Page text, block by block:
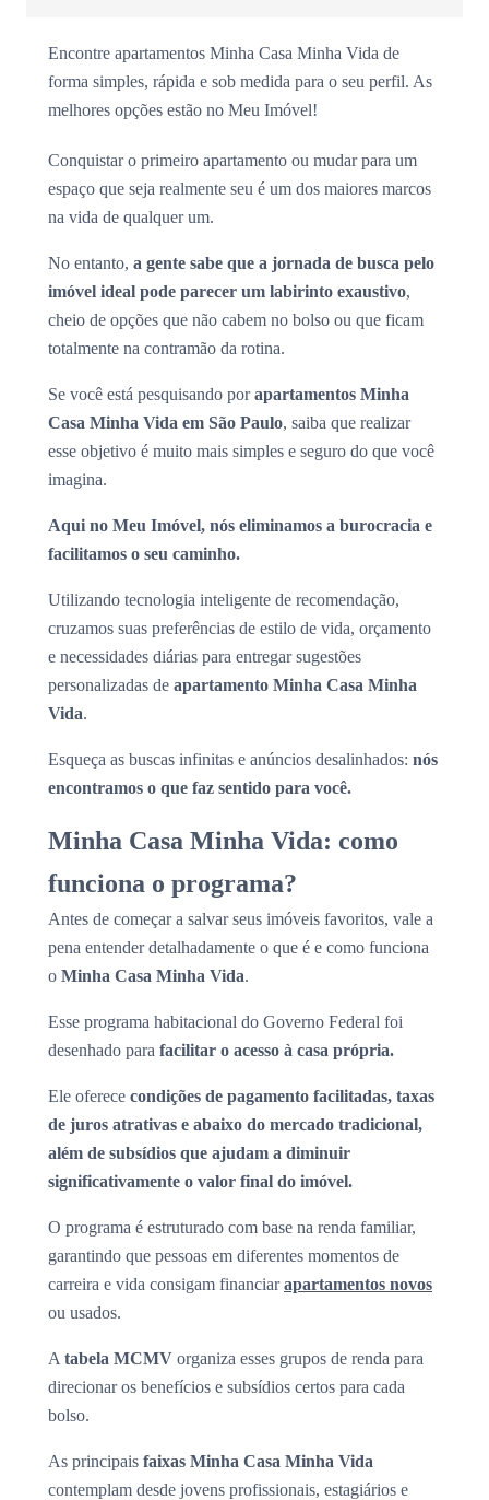
Encontre apartamentos Minha Casa Minha Vida de
forma simples, rápida e sob medida para o seu perfil. As
melhores opções estão no Meu Imóvel!
Conquistar o primeiro apartamento ou mudar para um
espaço que seja realmente seu é um dos maiores marcos
na vida de qualquer um.
No entanto, a gente sabe que a jornada de busca pelo
imóvel ideal pode parecer um labirinto exaustivo,
cheio de opções que não cabem no bolso ou que ficam
totalmente na contramão da rotina.
Se você está pesquisando porapartamentos Minha
Casa Minha Vida em São Paulo, saiba que realizar
esse objetivo é muito mais simples e seguro do que você
imagina.
Aqui no Meu Imóvel, nós eliminamos a burocracia e
facilitamos o seu caminho.
Utilizando tecnologia inteligente de recomendação,
cruzamos suas preferências de estilo de vida, orçamento
e necessidades diárias para entregar sugestões
personalizadas de apartamento Minha Casa Minha
Vida.
Esqueça as buscas infinitas e anúncios desalinhados: nós
encontramos o que faz sentido para você.
Minha Casa Minha Vida: como
funciona o programa?
Antes de começar a salvar seus imóveis favoritos, vale a
pena entender detalhadamente o que é e como funciona
o Minha Casa Minha Vida.
Esse programa habitacional do Governo Federal foi
desenhado para facilitar o acesso à casa própria.
Ele oferece condições de pagamento facilitadas, taxas
de juros atrativas e abaixo do mercado tradicional,
além de subsídios que ajudam a diminuir
significativamente o valor final do imóvel.
O programa é estruturado com base na renda familiar,
garantindo que pessoas em diferentes momentos de
carreira e vida consigam financiarapartamentos novos
ou usados.
A tabela MCMV organiza esses grupos de renda para
direcionar os benefícios e subsídios certos para cada
bolso.
As principais faixas Minha Casa Minha Vida
contemplam desde jovens profissionais, estagiários e